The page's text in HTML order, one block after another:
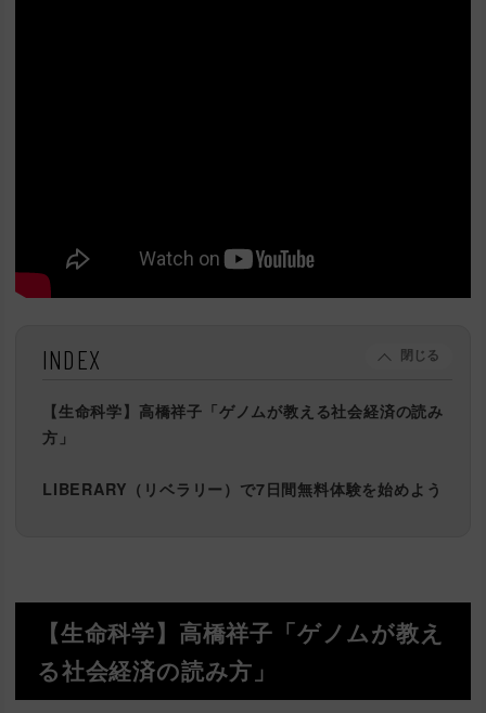
INDEX 閉じる
【生命科学】高橋祥子「ゲノムが教える社会経済の読み
方」
LIBERARY（リベラリー）で7日間無料体験を始めよう
【生命科学】高橋祥子「ゲノムが教え
る社会経済の読み方」